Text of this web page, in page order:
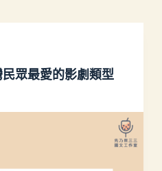
眾最愛的影劇類型